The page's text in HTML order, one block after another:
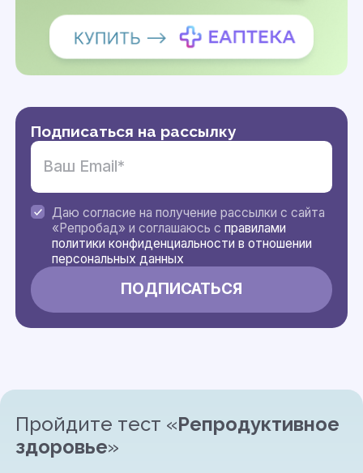
Подписаться на рассылку
Даю согласие на получение рассылки с сайта
«Репробад» и соглашаюсь справилами
политики конфиденциальности в отношении
персональных данных
Пройдите тест «Репродуктивное
здоровье»